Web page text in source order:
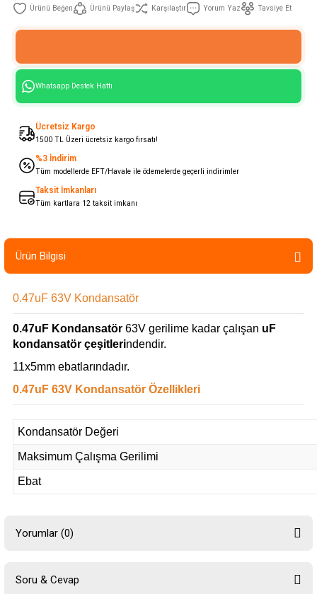
Ürünü Paylaş Karşılaştır Yorum Yaz Tavsiye Et
Whatsapp Destek Hattı
Ücretsiz Kargo
1500 TL Üzeri ücretsiz kargo fırsatı!
%3 İndirim
Tüm modellerde EFT/Havale ile ödemelerde geçerli indirimler
Taksit İmkanları
Tüm kartlara 12 taksit imkanı
Ürün Bilgisi
0.47uF 63V Kondansatör
0.47uF Kondansatör 63V gerilime kadar çalışan uF
kondansatör çeşitlerindendir.
11x5mm ebatlarındadır.
0.47uF 63V Kondansatör Özellikleri
Kondansatör Değeri
Maksimum Çalışma Gerilimi
Ebat
Yorumlar (0)
Soru & Cevap